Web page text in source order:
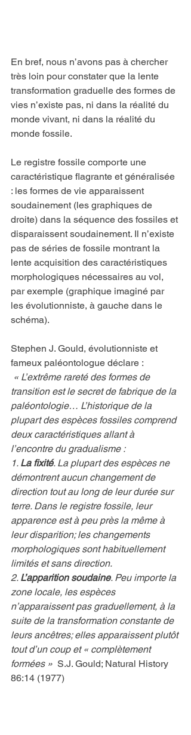
En bref, nous n’avons pas à chercher
très loin pour constater que la lente
transformation graduelle des formes de
vies n’existe pas, ni dans la réalité du
monde vivant, ni dans la réalité du
monde fossile.
Le registre fossile comporte une
caractéristique flagrante et généralisée
: les formes de vie apparaissent
soudainement (les graphiques de
droite) dans la séquence des fossiles et
disparaissent soudainement. Il n’existe
pas de séries de fossile montrant la
lente acquisition des caractéristiques
morphologiques nécessaires au vol,
par exemple (graphique imaginé par
les évolutionniste, à gauche dans le
schéma).
Stephen J. Gould, évolutionniste et
fameux paléontologue déclare :
« L’extrême rareté des formes de
transition est le secret de fabrique de la
paléontologie… L’historique de la
plupart des espèces fossiles comprend
deux caractéristiques allant à
l’encontre du gradualisme :
1. La fixité. La plupart des espèces ne
démontrent aucun changement de
direction tout au long de leur durée sur
terre. Dans le registre fossile, leur
apparence est à peu près la même à
leur disparition; les changements
morphologiques sont habituellement
limités et sans direction.
2. L’apparition soudaine. Peu importe la
zone locale, les espèces
n’apparaissent pas graduellement, à la
suite de la transformation constante de
leurs ancêtres; elles apparaissent plutôt
tout d’un coup et « complètement
formées » S.J. Gould; Natural History
86:14 (1977)